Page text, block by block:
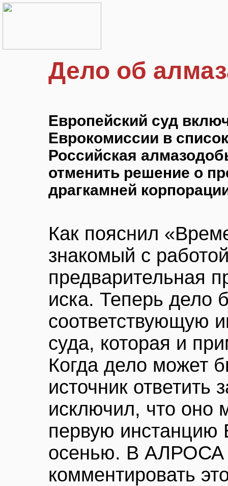
Дело об
Европейский суд
Еврокомиссии в
Российская
отменить решение о
драгкамней
Как пояснил
знакомый с
предварительная
иска. Теперь дело
соответствующую
суда, которая и
Когда дело может
источник ответить
исключил, что оно
первую инстанцию
осенью. В АЛРОСА
комментировать